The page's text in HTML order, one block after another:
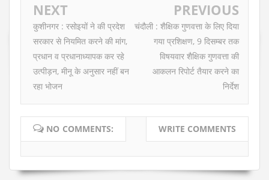
NEXT
कुशीनगर : रसोइयों ने की प्रदेश
सरकार से नियमित करने की मांग,
प्रधान व प्रधानाध्यापक कर रहे
उत्पीड़न, मीनू के अनुसार नहीं बन
रहा भोजन
PREVIOUS
चंदौली : शैक्षिक गुणवत्ता के लिए दिया
गया प्रशिक्षण, 9 दिसम्बर तक
विषयवार शैक्षिक गुणवत्ता की
आकलन रिपोर्ट तैयार करने का
निर्देश
NO COMMENTS: WRITE COMMENTS